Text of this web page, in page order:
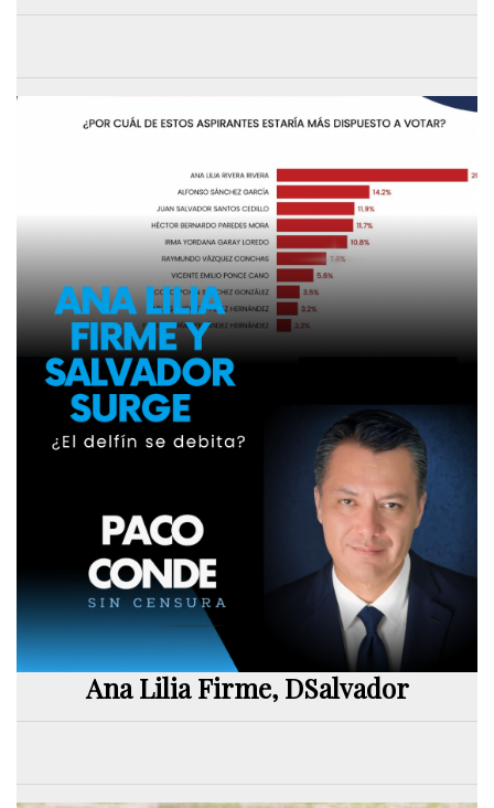
Ana Lilia Firme, DSalvador